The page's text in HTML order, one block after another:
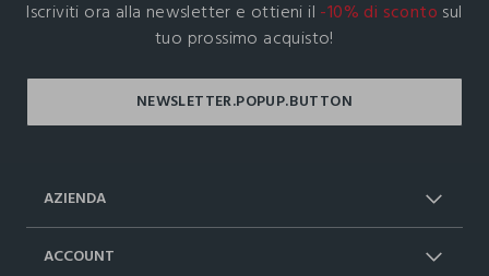
Iscriviti ora alla newsletter e ottieni il -10% di sconto sul
tuo prossimo acquisto!
AZIENDA
ACCOUNT